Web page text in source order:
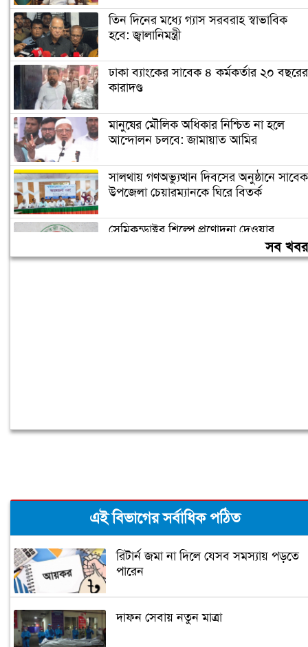
তিন দিনের মধ্যে গ্যাস সরবরাহ স্বাভাবিক
হবে: জ্বালানিমন্ত্রী
ঢাকা ব্যাংকের সাবেক ৪ কর্মকর্তার ২০ বছরের
কারাদণ্ড
মানুষের মৌলিক অধিকার নিশ্চিত না হলে
আন্দোলন চলবে: জামায়াত আমির
সালথায় গণঅভ্যুত্থান দিবসের অনুষ্ঠানে সাবেক
উপজেলা চেয়ারম্যানকে ঘিরে বিতর্ক
সেমিকন্ডাক্টর শিল্পে প্রণোদনা দেওয়ার
সব
এই বিভাগের সর্বাধিক পঠিত
রিটার্ন জমা না দিলে যেসব সমস্যায় পড়তে
পারেন
দাফন সেবায় নতুন মাত্রা